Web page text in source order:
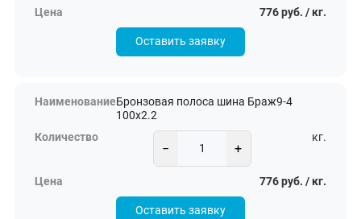
776 руб. / кг.
Оставить заявку
Бронзовая полоса шина Браж9-4
100х2.2
− +
кг.
776 руб. / кг.
Оставить заявку